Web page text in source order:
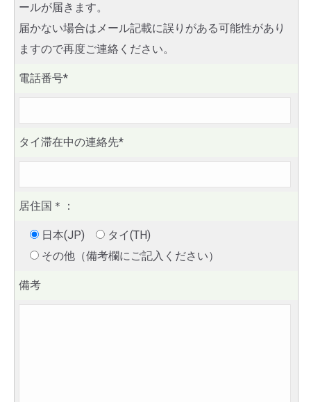
ールが届きます。
届かない場合はメール記載に誤りがある可能性があり
ますので再度ご連絡ください。
電話番号*
タイ滞在中の連絡先*
居住国 ＊ ：
日本(JP)
タイ(TH)
その他（備考欄にご記入ください）
備考